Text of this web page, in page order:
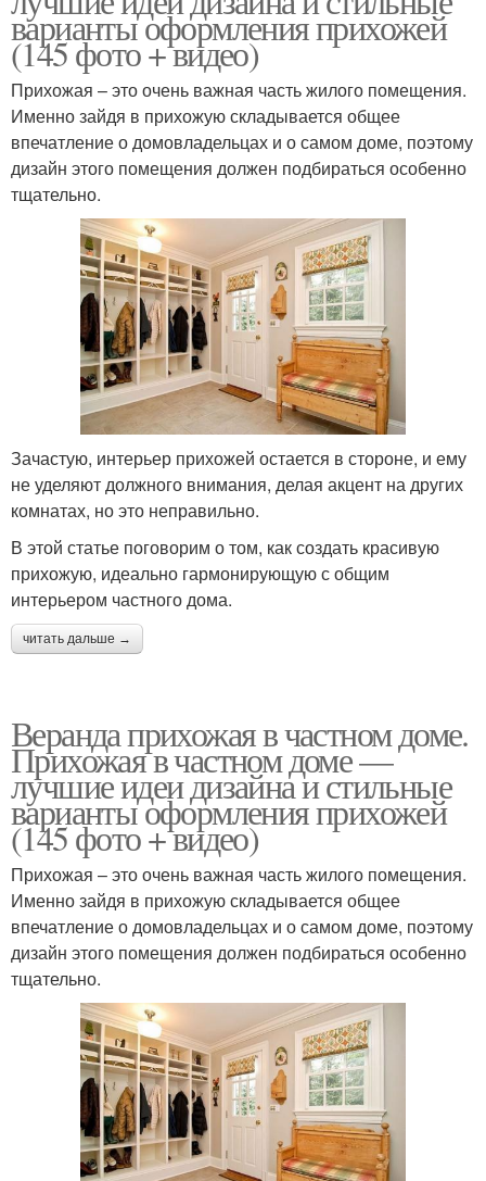
варианты оформления прихожей
(145 фото + видео)
Прихожая – это очень важная часть жилого помещения.
Именно зайдя в прихожую складывается общее
впечатление о домовладельцах и о самом доме, поэтому
дизайн этого помещения должен подбираться особенно
тщательно.
Зачастую, интерьер прихожей остается в стороне, и ему
не уделяют должного внимания, делая акцент на других
комнатах, но это неправильно.
В этой статье поговорим о том, как создать красивую
прихожую, идеально гармонирующую с общим
интерьером частного дома.
читать дальше →
Веранда прихожая в частном доме.
Прихожая в частном доме —
лучшие идеи дизайна и стильные
варианты оформления прихожей
(145 фото + видео)
Прихожая – это очень важная часть жилого помещения.
Именно зайдя в прихожую складывается общее
впечатление о домовладельцах и о самом доме, поэтому
дизайн этого помещения должен подбираться особенно
тщательно.